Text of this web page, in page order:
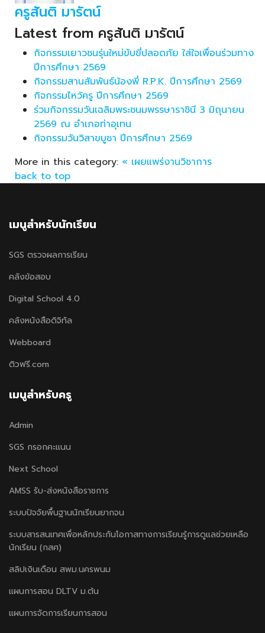
ครูสันติ มารัตน์
Latest from ครูสันติ มารัตน์
กิจกรรมเยาวชนรุ่นใหม่ขับขี่ปลอดภัย ใส่ใจเพื่อนร่วมทาง
ปีการศึกษา 2569
กิจกรรมสานสัมพันธ์น้องพี่ R.P.K. ปีการศึกษา 2569
กิจกรรมไหว้ครู ปีการศึกษา 2569
ร่วมกิจกรรมวันเฉลิมพระชนมพรรษาราชินี 3 มิถุนายน
2569 ณ อำเภอท่าอุเทน
กิจกรรมวันวิสาขบูชา ปีการศึกษา 2569
More in this category: « เผยแพร่งานวิชาการ
back to top
เมนูสำหรับนักเรียน
SGS ตรวจผลการเรียน
คลังข้อสอบ
Digital School 4.0
คลังหนังสือดิจิทัล
Webboard
ติวฟรี.com
เมนูสำหรับครู
Admin
SGS กรอกคะแนน
Next School
AMSS รับ-ส่งหนังสือราชการ
ระบบปัจจัยพื้นฐานนักเรียนยากจน
ระบบสารสนเทศเพื่อหลักประกันโอกาสทางการเรียนรู้การดูแลช่วยเหลือ
นักเรียน (กสศ)
สลิปเงินเดือน สพม.นครพนม
แผนการสอน DLTV ม.ต้น
แผนการจัดการเรียนการสอน